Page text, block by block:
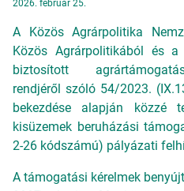
2026. február 25.
A Közös Agrárpolitika
Közös Agrárpolitikából és a
biztosított
rendjéről szóló 54/2023.
bekezdése alapján közzé
kisüzemek beruházási
2-26 kódszámú) pályázati
A támogatási kérelmek